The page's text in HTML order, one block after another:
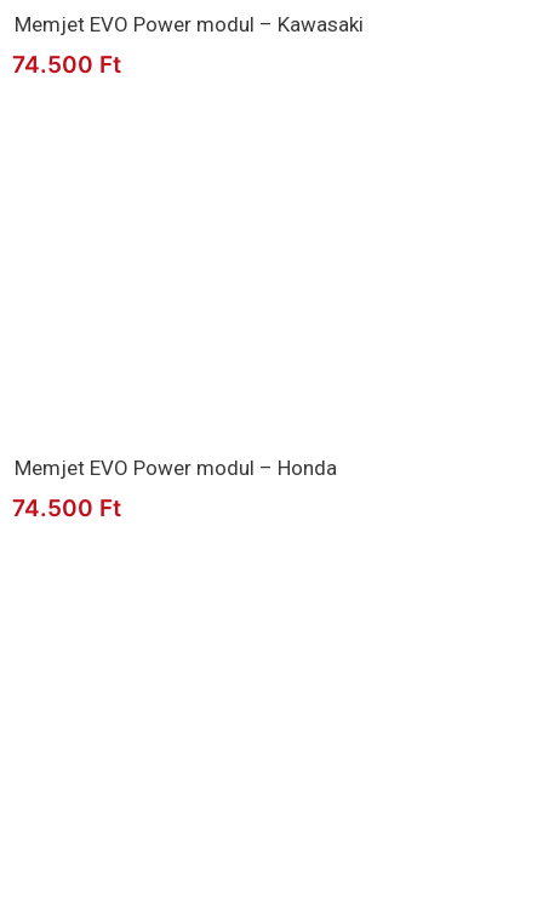
Memjet EVO Power modul – Kawasaki
74.500 Ft
Memjet EVO Power modul – Honda
74.500 Ft